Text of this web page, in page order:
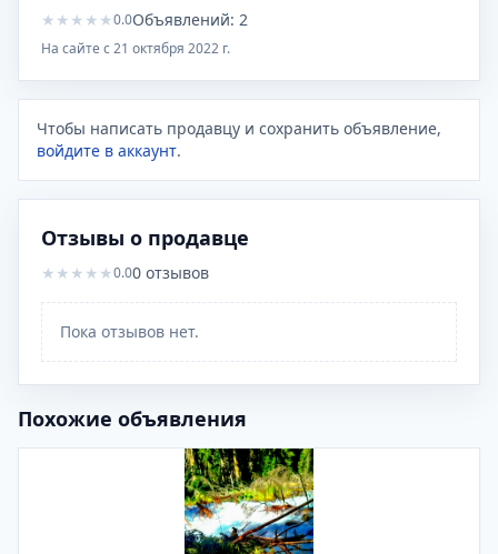
★ ★ ★ ★ ★0.0Объявлений: 2
На сайте с21 октября 2022 г.
Чтобы написать продавцу и сохранить объявление,
войдите в аккаунт.
Отзывы о продавце
★ ★ ★ ★ ★0.00 отзывов
Пока отзывов нет.
Похожие объявления